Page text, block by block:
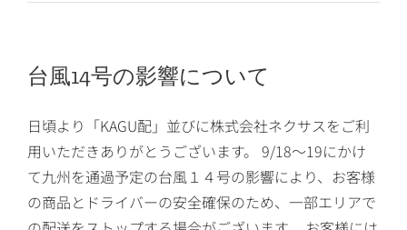
台風14号の影響について
日頃より「KAGU配」並びに株式会社ネクサスをご利
用いただきありがとうございます。 9/18〜19にかけ
て九州を通過予定の台風１４号の影響により、お客様
の商品とドライバーの安全確保のため、一部エリアで